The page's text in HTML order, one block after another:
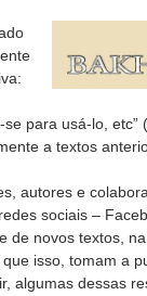
para usá-lo, etc”
a textos
autores e
sociais –
de novos textos,
isso, tomam a
algumas dessas